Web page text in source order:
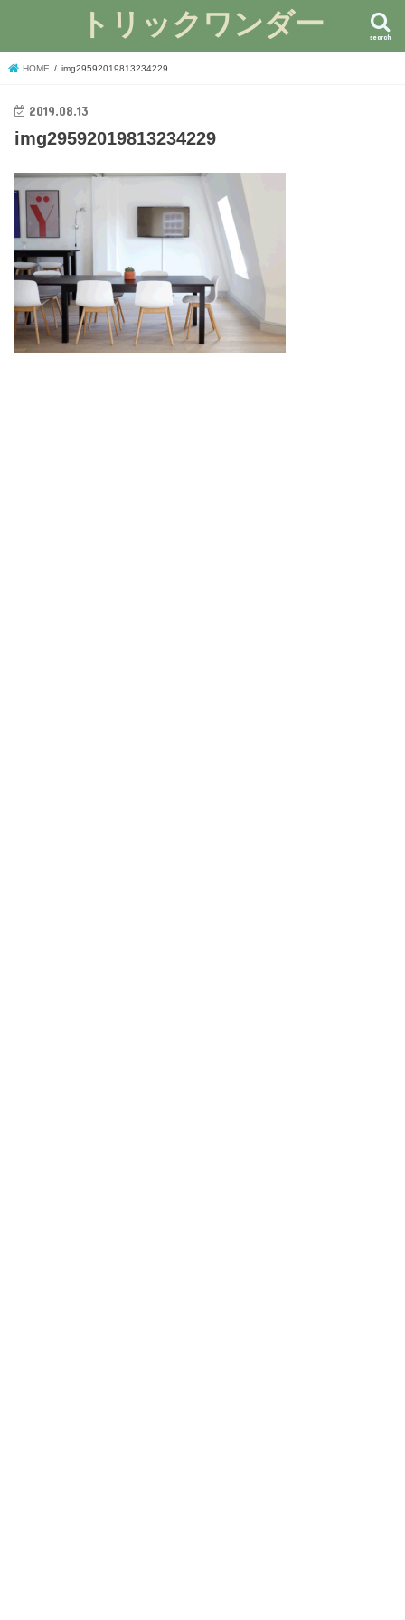
トリックワンダー search
HOME img29592019813234229
2019.08.13
img29592019813234229